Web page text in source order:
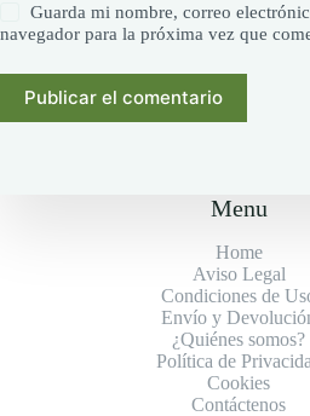
Guarda mi nombre, correo
navegador para la próxima vez que
Publicar el comentario
Menu
Home
Aviso Legal
Condiciones de
Envío y
¿Quiénes somos?
Política de
Cookies
Contáctenos